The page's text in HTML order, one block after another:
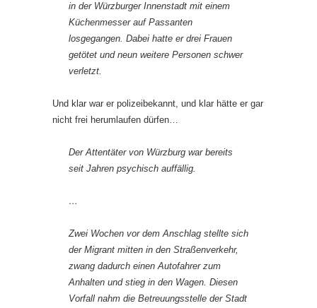
in der Würzburger Innenstadt mit einem
Küchenmesser auf Passanten
losgegangen. Dabei hatte er drei Frauen
getötet und neun weitere Personen schwer
verletzt.
Und klar war er polizeibekannt, und klar hätte er gar
nicht frei herumlaufen dürfen…
Der Attentäter von Würzburg war bereits
seit Jahren psychisch auffällig.
…
Zwei Wochen vor dem Anschlag stellte sich
der Migrant mitten in den Straßenverkehr,
zwang dadurch einen Autofahrer zum
Anhalten und stieg in den Wagen. Diesen
Vorfall nahm die Betreuungsstelle der Stadt